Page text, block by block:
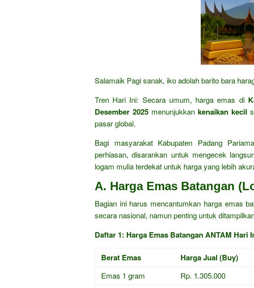
Salamaik Pagi sanak, iko adolah barito bara
Tren Hari Ini: Secara umum, harga emas di
Desember 2025 menunjukkankenaikan kecil
pasar global.
Bagi masyarakat Kabupaten Padang
perhiasan, disarankan untuk mengecek
logam mulia terdekat untuk harga yang lebih
A. Harga Emas Batangan
Bagian ini harus mencantumkan harga emas
secara nasional, namun penting untuk
Daftar 1: Harga Emas Batangan ANTAM Hari
Berat Emas Harga Jual (Buy)
Emas 1 gram Rp. 1.305.000